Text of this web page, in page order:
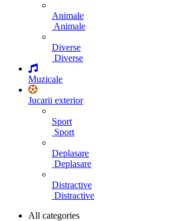
Animale
Animale
Diverse
Diverse
Muzicale
Jucarii exterior
Sport
Sport
Deplasare
Deplasare
Distractive
Distractive
All categories